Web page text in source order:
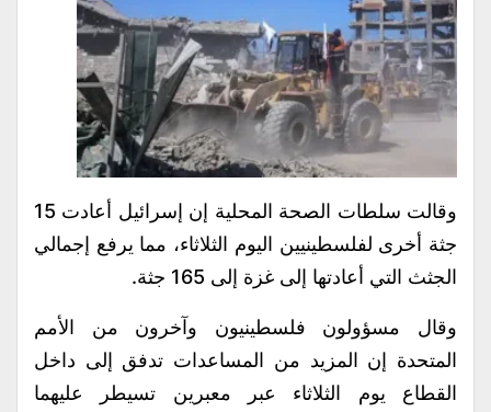
وقالت سلطات الصحة المحلية إن إسرائيل أعادت 15
جثة أخرى لفلسطينيين اليوم الثلاثاء، مما يرفع إجمالي
الجثث التي أعادتها إلى غزة إلى 165 جثة.
وقال مسؤولون فلسطينيون وآخرون من الأمم
المتحدة إن المزيد من المساعدات تدفق إلى داخل
القطاع يوم الثلاثاء عبر معبرين تسيطر عليهما